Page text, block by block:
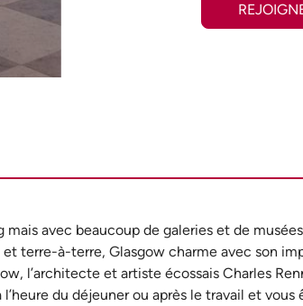
mais avec beaucoup de galeries et de
terre-à-terre, Glasgow charme avec son
l’architecte et artiste écossais Charles
du déjeuner ou après le travail et vous